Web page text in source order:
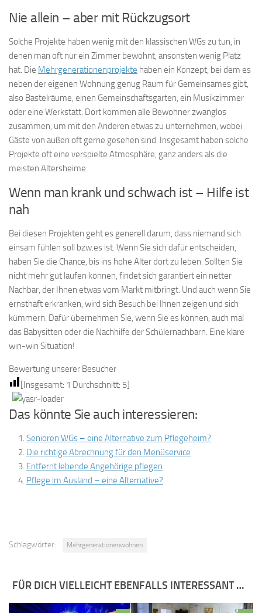
Nie allein – aber mit Rückzugsort
Solche Projekte haben wenig mit den klassischen WGs zu tun, in
denen man oft nur ein Zimmer bewohnt, ansonsten wenig Platz
hat. Die Mehrgenerationenprojekte haben ein Konzept, bei dem es
neben der eigenen Wohnung genug Raum für Gemeinsames gibt,
also Bastelräume, einen Gemeinschaftsgarten, ein Musikzimmer
oder eine Werkstatt. Dort kommen alle Bewohner zwanglos
zusammen, um mit den Anderen etwas zu unternehmen, wobei
Gäste von außen oft gerne gesehen sind. Insgesamt haben solche
Projekte oft eine verspielte Atmosphäre, ganz anders als die
meisten Altersheime.
Wenn man krank und schwach ist – Hilfe ist
nah
Bei diesen Projekten geht es generell darum, dass niemand sich
einsam fühlen soll bzw.es ist. Wenn Sie sich dafür entscheiden,
haben Sie die Chance, bis ins hohe Alter dort zu leben. Sollten Sie
nicht mehr gut laufen können, findet sich garantiert ein netter
Nachbar, der Ihnen etwas vom Markt mitbringt. Und auch wenn Sie
ernsthaft erkranken, wird sich Besuch bei Ihnen zeigen und sich
kümmern. Dafür übernehmen Sie, wenn Sie es können, auch mal
das Babysitten oder die Nachhilfe der Schülernachbarn. Eine klare
win-win Situation!
Bewertung unserer Besucher
[Insgesamt: 1 Durchschnitt: 5]
Das könnte Sie auch interessieren:
Senioren WGs – eine Alternative zum Pflegeheim?
Die richtige Abrechnung für den Menüservice
Entfernt lebende Angehörige pflegen
Pflege im Ausland – eine Alternative?
Schlagwörter: Mehrgenerationenwohnen
FÜR DICH VIELLEICHT EBENFALLS INTERESSANT …